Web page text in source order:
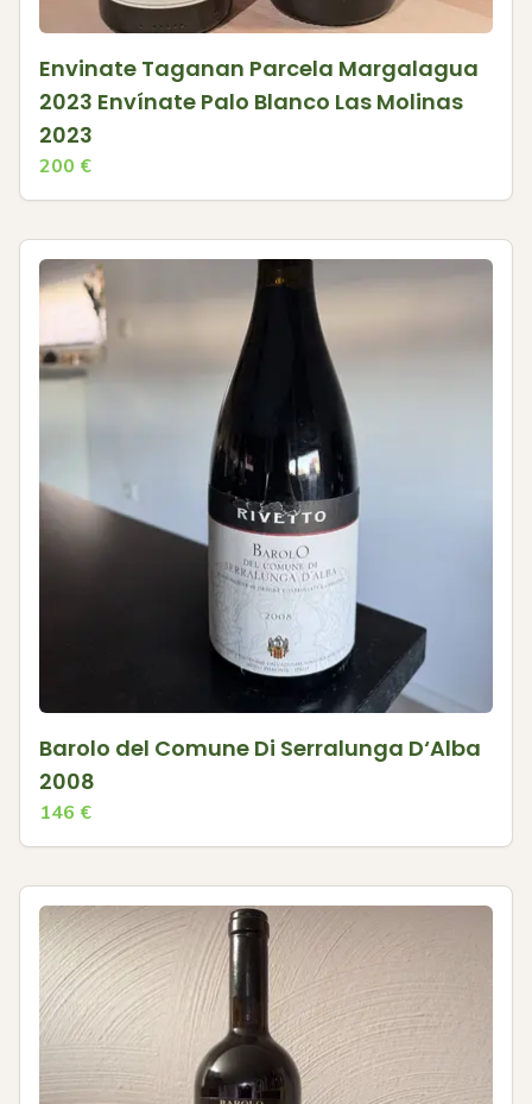
Envinate Taganan Parcela Margalagua
2023 Envínate Palo Blanco Las Molinas
2023
200 €
Barolo del Comune Di Serralunga D‘Alba
2008
146 €